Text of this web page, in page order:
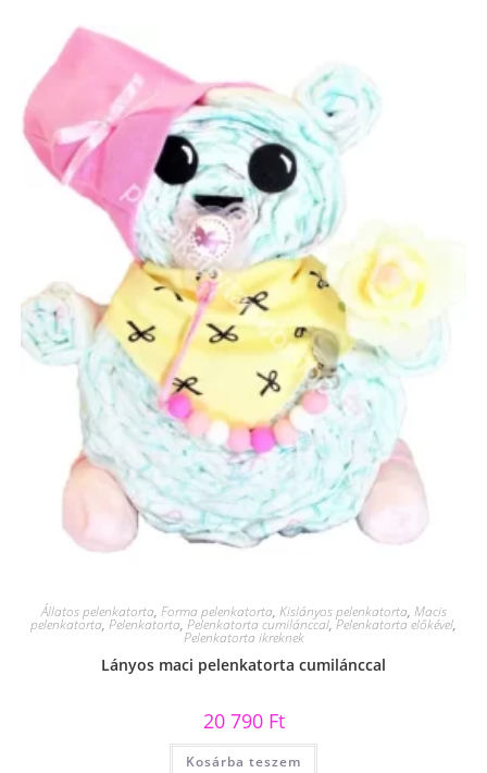
Állatos pelenkatorta, Forma pelenkatorta, Kislányos pelenkatorta, Macis
pelenkatorta, Pelenkatorta, Pelenkatorta cumilánccal, Pelenkatorta előkével,
Pelenkatorta ikreknek
Lányos maci pelenkatorta cumilánccal
20 790 Ft
Kosárba teszem